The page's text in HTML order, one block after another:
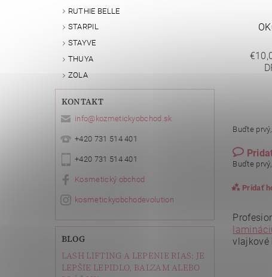
RUTHIE BELLE
STARPIL
STAYVE
THUYA
ZOLA
KONTAKT
info@ kozmetickyobchod.sk
+420 731 514 401
+420 731 514 401
Kosmetický obchod
kosmetickyobchodevolution
BLOG
LASH LIFTING A LEPENIE RIAS: JE
LEPŠIE LEPIDLO, BALZAM ALEBO
Buďte
Buďte
Pridať
vlajkové